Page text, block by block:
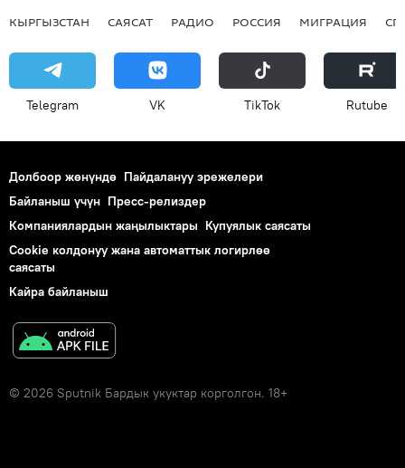
КЫРГЫЗСТАН САЯСАТ РАДИО РОССИЯ МИГРАЦИЯ
Telegram VK ТikТоk Rutube
Долбоор жөнүндө Пайдалануу эрежелери
Байланыш үчүн Пресс-релиздер
Компаниялардын жаңылыктары Купуялык саясаты
Cookie колдонуу жана автоматтык логирлөө
саясаты
Кайра байланыш
© 2026 Sputnik Бардык укуктар корголгон. 18+